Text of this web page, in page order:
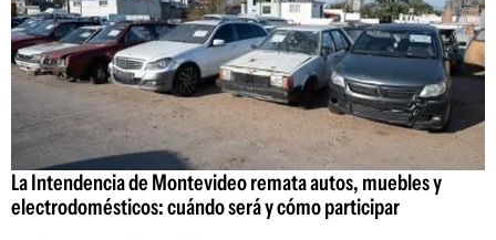
La Intendencia de Montevideo remata autos, muebles y
electrodomésticos: cuándo será y cómo participar